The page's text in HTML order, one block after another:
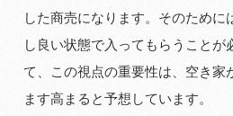
した商売になります。そのために
し良い状態で入ってもらうことが
て、この視点の重要性は、空き家
ます高まると予想しています。